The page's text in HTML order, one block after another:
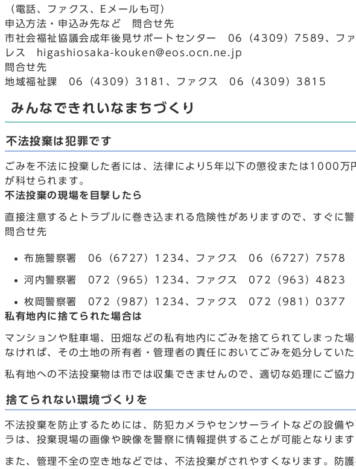
（電話、ファクス、Eメールも可）
申込方法・申込み先など 問合せ先
市社会福祉協議会成年後見サポートセンター 06（4309）7589、
レス higashiosaka-kouken@eos.ocn.ne.jp
問合せ先
地域福祉課 06（4309）3181、ファクス 06（4309）3815
みんなできれいなまちづくり
不法投棄は犯罪です
ごみを不法に投棄した者には、法律により5年以下の懲役または1000万
が科せられます。
不法投棄の現場を目撃したら
直接注意するとトラブルに巻き込まれる危険性がありますので、すぐに警
問合せ先
布施警察署 06（6727）1234、ファクス 06（6727）7578
河内警察署 072（965）1234、ファクス 072（963）4823
枚岡警察署 072（987）1234、ファクス 072（981）0377
私有地内に捨てられた場合は
マンションや駐車場、田畑などの私有地内にごみを捨てられてしまった
なければ、その土地の所有者・管理者の責任においてごみを処分していた
私有地への不法投棄物は市では収集できませんので、適切な処理にご協力
捨てられない環境づくりを
不法投棄を防止するためには、防犯カメラやセンサーライトなどの設備
ラは、投棄現場の画像や映像を警察に情報提供することが可能となります
また、管理不全の空き地などでは、不法投棄がされやすくなります。防